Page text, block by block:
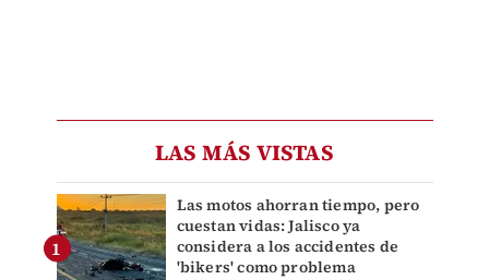
LAS MÁS VISTAS
Las motos ahorran tiempo, pero
cuestan vidas: Jalisco ya
considera a los accidentes de
'bikers' como problema